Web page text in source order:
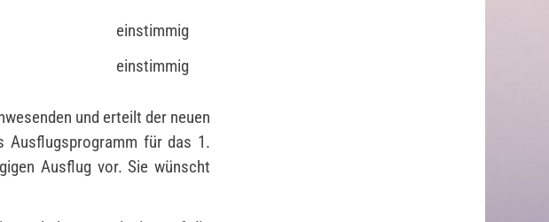
einstimmig
einstimmig
und erteilt der neuen
für das 1.
Ausflug vor. Sie wünscht